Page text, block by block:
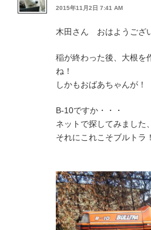
2015年11月2日 7:41 AM
木田さん おはようござ
稲が終わった後、大根を
ね！
しかもおばあちゃんが！
B-10ですか・・・
ネットで探してみました
それにこれこそブルトラ！